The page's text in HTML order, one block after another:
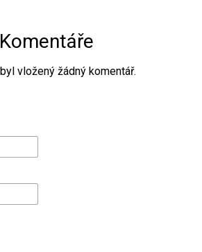
Komentáře
vložený žádný komentář.